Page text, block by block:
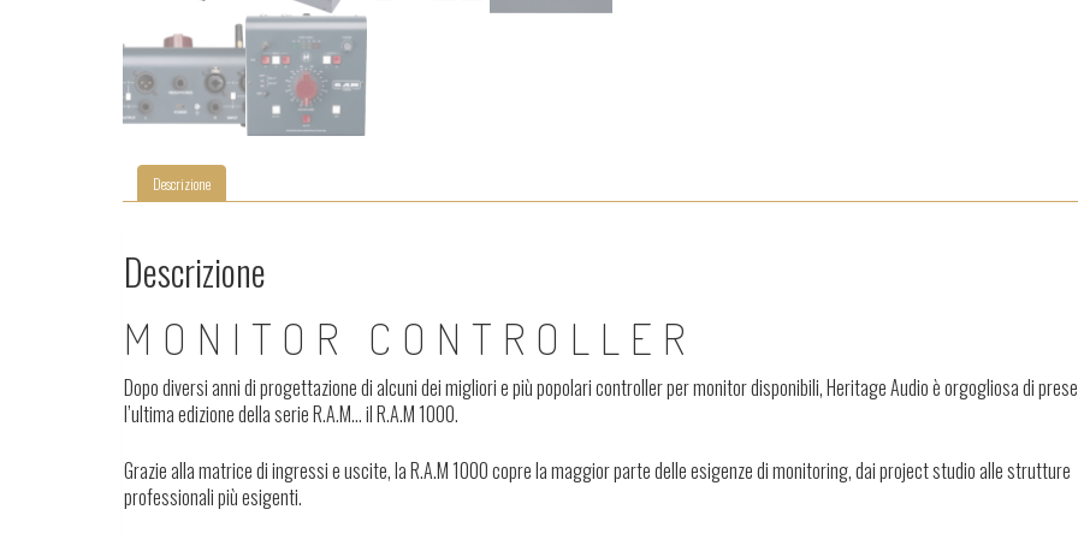
Descrizione
Descrizione
MONITOR CONTROLLER
Dopo diversi anni di progettazione di alcuni dei migliori e più popolari controller per monitor disponibili, Heritage Audio è orgogliosa di
l’ultima edizione della serie R.A.M… il R.A.M 1000.
Grazie alla matrice di ingressi e uscite, la R.A.M 1000 copre la maggior parte delle esigenze di monitoring, dai project studio alle strutture
professionali più esigenti.